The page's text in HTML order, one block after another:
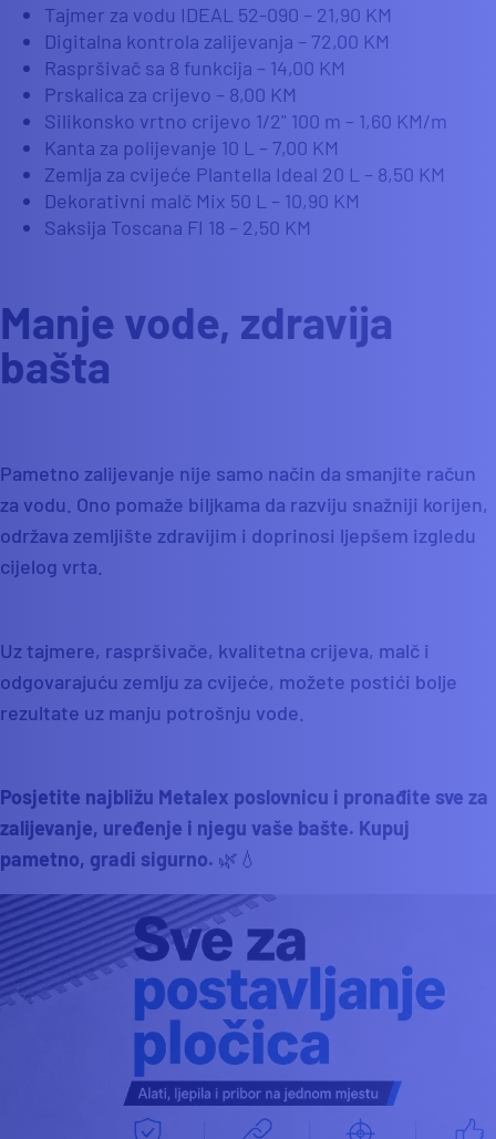
Tajmer za vodu IDEAL 52-090 – 21,90 KM
Digitalna kontrola zalijevanja – 72,00 KM
Raspršivač sa 8 funkcija – 14,00 KM
Prskalica za crijevo – 8,00 KM
Silikonsko vrtno crijevo 1/2" 100 m – 1,60 KM/m
Kanta za polijevanje 10 L – 7,00 KM
Zemlja za cvijeće Plantella Ideal 20 L – 8,50 KM
Dekorativni malč Mix 50 L – 10,90 KM
Saksija Toscana FI 18 – 2,50 KM
Manje vode, zdravija
bašta
Pametno zalijevanje nije samo način da smanjite račun
za vodu. Ono pomaže biljkama da razviju snažniji korijen,
održava zemljište zdravijim i doprinosi ljepšem izgledu
cijelog vrta.
Uz tajmere, raspršivače, kvalitetna crijeva, malč i
odgovarajuću zemlju za cvijeće, možete postići bolje
rezultate uz manju potrošnju vode.
Posjetite najbližu Metalex poslovnicu i pronađite sve za
zalijevanje, uređenje i njegu vaše bašte. Kupuj
pametno, gradi sigurno. 🌿💧